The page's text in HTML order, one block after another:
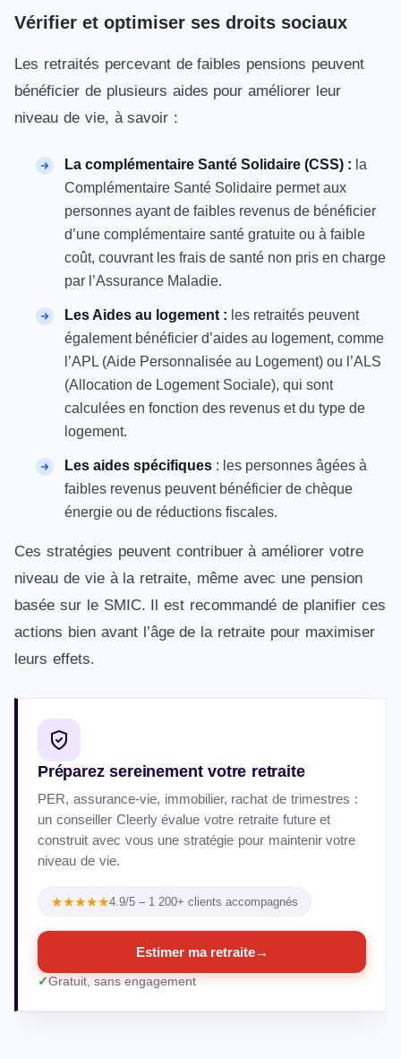
Vérifier et optimiser ses droits sociaux
Les retraités percevant de faibles pensions peuvent
bénéficier de plusieurs aides pour améliorer leur
niveau de vie, à savoir :
La complémentaire Santé Solidaire (CSS) : la
Complémentaire Santé Solidaire permet aux
personnes ayant de faibles revenus de bénéficier
d’une complémentaire santé gratuite ou à faible
coût, couvrant les frais de santé non pris en charge
par l’Assurance Maladie.
Les Aides au logement : les retraités peuvent
également bénéficier d’aides au logement, comme
l’APL (Aide Personnalisée au Logement) ou l’ALS
(Allocation de Logement Sociale), qui sont
calculées en fonction des revenus et du type de
logement.
Les aides spécifiques : les personnes âgées à
faibles revenus peuvent bénéficier de chèque
énergie ou de réductions fiscales.
Ces stratégies peuvent contribuer à améliorer votre
niveau de vie à la retraite, même avec une pension
basée sur le SMIC. Il est recommandé de planifier ces
actions bien avant l’âge de la retraite pour maximiser
leurs effets.
Préparez sereinement votre retraite
PER, assurance-vie, immobilier, rachat de trimestres :
un conseiller Cleerly évalue votre retraite future et
construit avec vous une stratégie pour maintenir votre
niveau de vie.
★★★★★4.9/5 – 1 200+ clients accompagnés
Estimer ma retraite→
Gratuit, sans engagement